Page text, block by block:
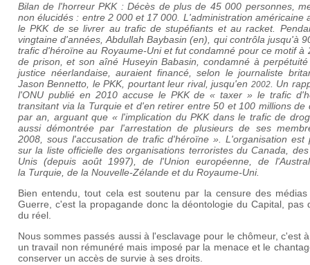
Bilan de l'horreur PKK : Décès de plus de 45 000 personnes,
non élucidés : entre 2 000 et 17 000. L'administration américaine
le PKK de se livrer au trafic de stupéfiants et au racket.
vingtaine d'années, Abdullah Baybasin(en), qui contrôla jusqu'à
trafic d'héroïne au Royaume-Uni et fut condamné pour ce motif à
de prison, et son aîné Huseyin Babasin, condamné à
justice néerlandaise, auraient financé, selon le journaliste
Jason Bennetto, le PKK, pourtant leur rival, jusqu'en 2002. Un
l'ONU publié en 2010 accuse le PKK de « taxer » le trafic
transitant via la Turquie et d'en retirer entre 50 et 100 millions de
par an, arguant que « l'implication du PKK dans le trafic de
aussi démontrée par l'arrestation de plusieurs de ses
2008, sous l'accusation de trafic d'héroïne ». L'organisation est
sur la liste officielle des organisations terroristes du Canada,
Unis (depuis août 1997), de l'Union européenne, de
la Turquie, de la Nouvelle-Zélande et du Royaume-Uni.
Bien entendu, tout cela est soutenu par la censure des
Guerre, c'est la propagande donc la déontologie du Capital, pas
du réel.
Nous sommes passés aussi à l'esclavage pour le chômeur, c'est
un travail non rémunéré mais imposé par la menace et le
conserver un accès de survie à ses droits.